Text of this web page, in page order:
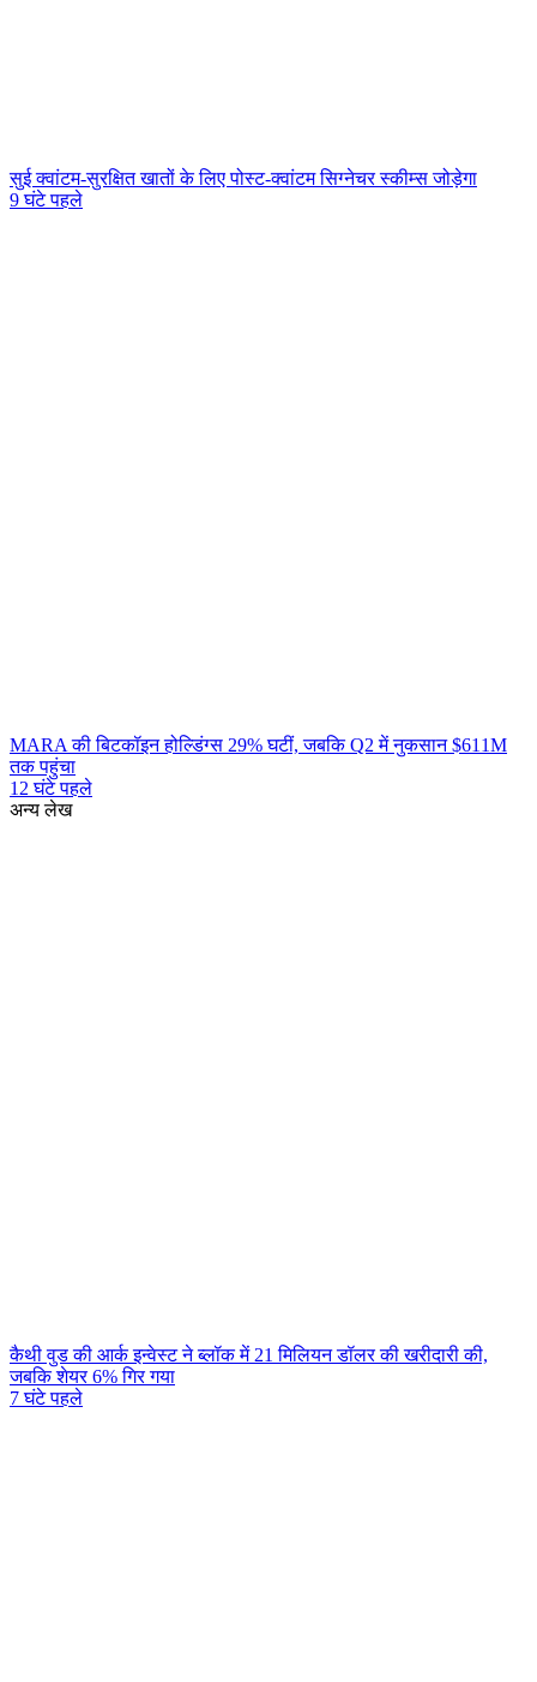
सुई क्वांटम-सुरक्षित खातों के लिए पोस्ट-क्वांटम सिग्नेचर स्कीम्स जोड़ेगा
9 घंटे पहले
MARA की बिटकॉइन होल्डिंग्स 29% घटीं, जबकि Q2 में नुकसान $611M
तक पहुंचा
12 घंटे पहले
अन्य लेख
कैथी वुड की आर्क इन्वेस्ट ने ब्लॉक में 21 मिलियन डॉलर की खरीदारी की,
जबकि शेयर 6% गिर गया
7 घंटे पहले